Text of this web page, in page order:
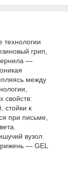
грип,
—
между
свойств:
стойки к
при письме,
вузол
— GEL